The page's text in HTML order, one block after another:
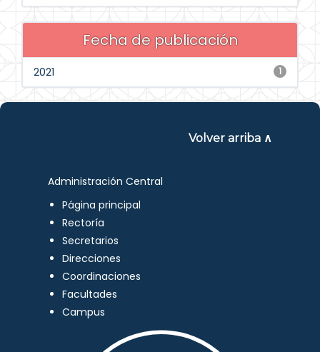
Fecha de publicación
1
2021
Volver arriba ∧
Administración Central
Página principal
Rectoría
Secretarios
Direcciones
Coordinaciones
Facultades
Campus